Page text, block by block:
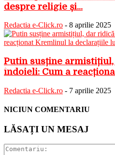
despre religie și...
Redactia e-Click.ro - 8 aprilie 2025
Putin susține
îndoieli: Cum a
Redactia e-Click.ro - 7 aprilie 2025
NICIUN COMENTARIU
LĂSAȚI UN MESAJ